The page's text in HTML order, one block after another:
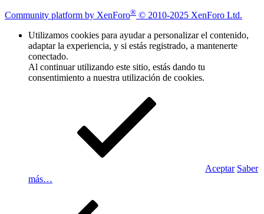
Community platform by XenForo® © 2010-2025 XenForo Ltd.
Utilizamos cookies para ayudar a personalizar el contenido,
adaptar la experiencia, y si estás registrado, a mantenerte
conectado.
Al continuar utilizando este sitio, estás dando tu
consentimiento a nuestra utilización de cookies.
Aceptar Saber
más…